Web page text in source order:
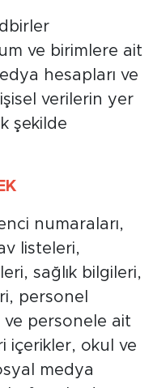
ve birimlere ait
hesapları ve
verilerin yer
şekilde
numaraları,
listeleri,
sağlık bilgileri,
personel
ve personele ait
içerikler, okul ve
medya